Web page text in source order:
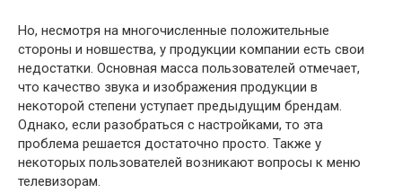
Но, несмотря на многочисленные положительные
стороны и новшества, у продукции компании есть свои
недостатки. Основная масса пользователей отмечает,
что качество звука и изображения продукции в
некоторой степени уступает предыдущим брендам.
Однако, если разобраться с настройками, то эта
проблема решается достаточно просто. Также у
некоторых пользователей возникают вопросы к меню
телевизорам.